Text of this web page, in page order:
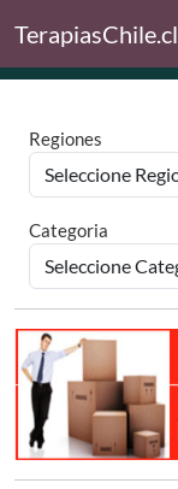
TerapiasChile.cl
Regiones
Categoria